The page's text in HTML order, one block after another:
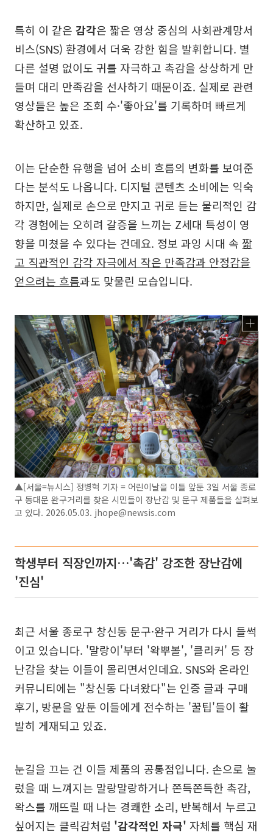
특히 이 같은 감각은 짧은 영상 중심의 사회관계망서
비스(SNS) 환경에서 더욱 강한 힘을 발휘합니다. 별
다른 설명 없이도 귀를 자극하고 촉감을 상상하게 만
들며 대리 만족감을 선사하기 때문이죠. 실제로 관련
영상들은 높은 조회 수·'좋아요'를 기록하며 빠르게
확산하고 있죠.
이는 단순한 유행을 넘어 소비 흐름의 변화를 보여준
다는 분석도 나옵니다. 디지털 콘텐츠 소비에는 익숙
하지만, 실제로 손으로 만지고 귀로 듣는 물리적인 감
각 경험에는 오히려 갈증을 느끼는 Z세대 특성이 영
향을 미쳤을 수 있다는 건데요. 정보 과잉 시대 속 짧
고 직관적인 감각 자극에서 작은 만족감과 안정감을
얻으려는 흐름과도 맞물린 모습입니다.
▲[서울=뉴시스] 정병혁 기자 = 어린이날을 이틀 앞둔 3일 서울 종로
구 동대문 완구거리를 찾은 시민들이 장난감 및 문구 제품들을 살펴보
고 있다. 2026.05.03. jhope@newsis.com
학생부터 직장인까지…'촉감' 강조한 장난감에
'진심'
최근 서울 종로구 창신동 문구·완구 거리가 다시 들썩
이고 있습니다. '말랑이'부터 '왁뿌볼', '클리커' 등 장
난감을 찾는 이들이 몰리면서인데요. SNS와 온라인
커뮤니티에는 "창신동 다녀왔다"는 인증 글과 구매
후기, 방문을 앞둔 이들에게 전수하는 '꿀팁'들이 활
발히 게재되고 있죠.
눈길을 끄는 건 이들 제품의 공통점입니다. 손으로 눌
렀을 때 느껴지는 말랑말랑하거나 쫀득쫀득한 촉감,
왁스를 깨뜨릴 때 나는 경쾌한 소리, 반복해서 누르고
싶어지는 클릭감처럼 '감각적인 자극' 자체를 핵심 재